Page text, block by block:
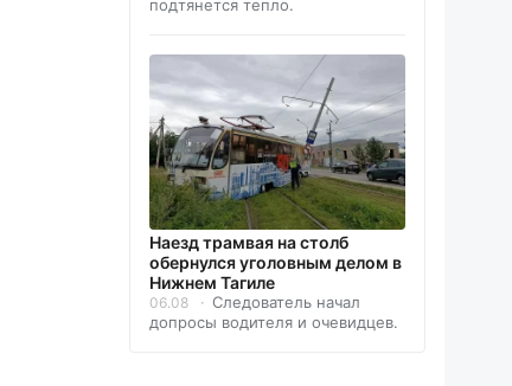
подтянется тепло.
Наезд трамвая на столб
обернулся уголовным делом в
Нижнем Тагиле
06.08
Следователь начал
допросы водителя и очевидцев.